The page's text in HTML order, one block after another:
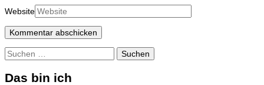
Website
Suchen
nach:
Das bin ich